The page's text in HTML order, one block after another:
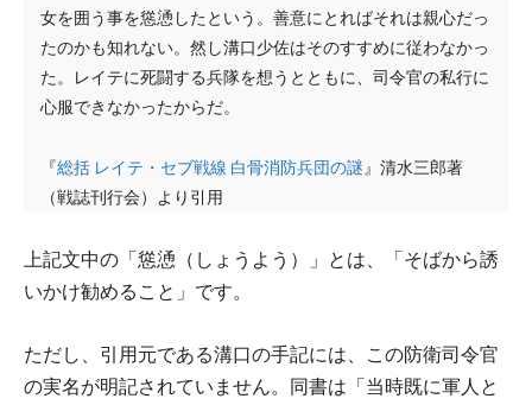
女を囲う事を慫慂したという。善意にとればそれは親心だっ
たのかも知れない。然し溝口少佐はそのすすめに従わなかっ
た。レイテに死闘する兵隊を想うとともに、司令官の私行に
心服できなかったからだ。
『総括 レイテ・セブ戦線 白骨消防兵団の謎』清水三郎著
（戦誌刊行会）より引用
上記文中の「慫慂（しょうよう）」とは、「そばから誘
いかけ勧めること」です。
ただし、引用元である溝口の手記には、この防衛司令官
の実名が明記されていません。同書は「当時既に軍人と